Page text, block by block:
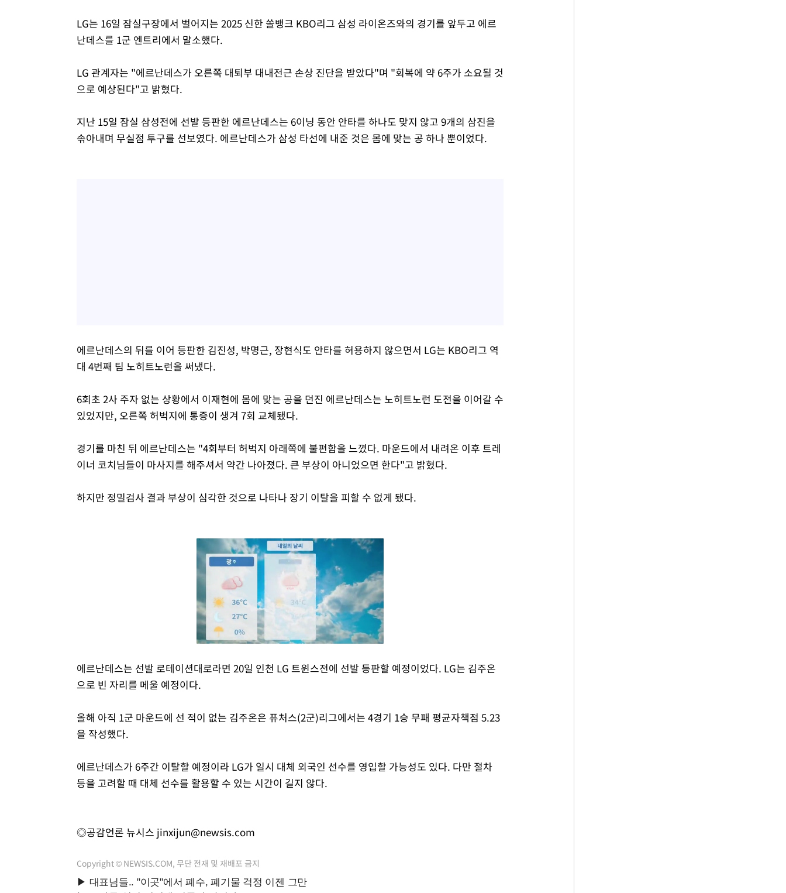
LG는 16일 잠실구장에서 벌어지는 2025 신한 쏠뱅크 KBO리그 삼성 라이온즈와의 경기를 앞두고 에르
난데스를 1군 엔트리에서 말소했다.
LG 관계자는 "에르난데스가 오른쪽 대퇴부 대내전근 손상 진단을 받았다"며 "회복에 약 6주가 소요될 것
으로 예상된다"고 밝혔다.
지난 15일 잠실 삼성전에 선발 등판한 에르난데스는 6이닝 동안 안타를 하나도 맞지 않고 9개의 삼진을
솎아내며 무실점 투구를 선보였다. 에르난데스가 삼성 타선에 내준 것은 몸에 맞는 공 하나 뿐이었다.
에르난데스의 뒤를 이어 등판한 김진성, 박명근, 장현식도 안타를 허용하지 않으면서 LG는 KBO리그 역
대 4번째 팀 노히트노런을 써냈다.
6회초 2사 주자 없는 상황에서 이재현에 몸에 맞는 공을 던진 에르난데스는 노히트노런 도전을 이어갈 수
있었지만, 오른쪽 허벅지에 통증이 생겨 7회 교체됐다.
경기를 마친 뒤 에르난데스는 "4회부터 허벅지 아래쪽에 불편함을 느꼈다. 마운드에서 내려온 이후 트레
이너 코치님들이 마사지를 해주셔서 약간 나아졌다. 큰 부상이 아니었으면 한다"고 밝혔다.
하지만 정밀검사 결과 부상이 심각한 것으로 나타나 장기 이탈을 피할 수 없게 됐다.
에르난데스는 선발 로테이션대로라면 20일 인천 LG 트윈스전에 선발 등판할 예정이었다. LG는 김주온
으로 빈 자리를 메울 예정이다.
올해 아직 1군 마운드에 선 적이 없는 김주온은 퓨처스(2군)리그에서는 4경기 1승 무패 평균자책점 5.23
을 작성했다.
에르난데스가 6주간 이탈할 예정이라 LG가 일시 대체 외국인 선수를 영입할 가능성도 있다. 다만 절차
등을 고려할 때 대체 선수를 활용할 수 있는 시간이 길지 않다.
◎공감언론 뉴시스 jinxijun@newsis.com
Copyright © NEWSIS.COM, 무단 전재 및 재배포 금지